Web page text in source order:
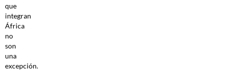
que
integran
África
no
son
una
excepción.